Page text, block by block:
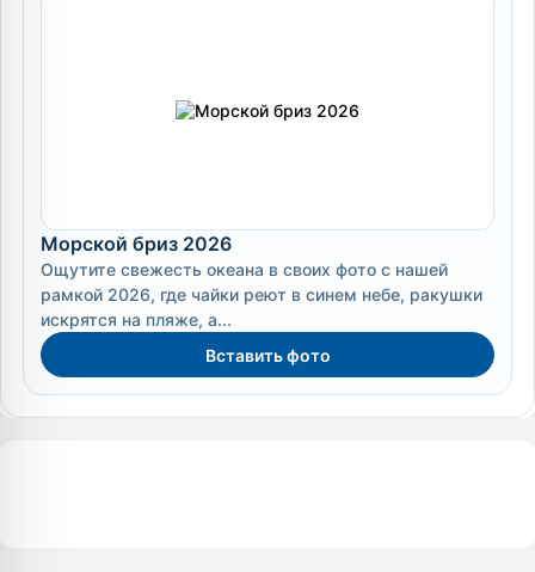
Морской бриз 2026
Ощутите свежесть океана в своих фото с нашей
рамкой 2026, где чайки реют в синем небе, ракушки
искрятся на пляже, а...
Вставить фото